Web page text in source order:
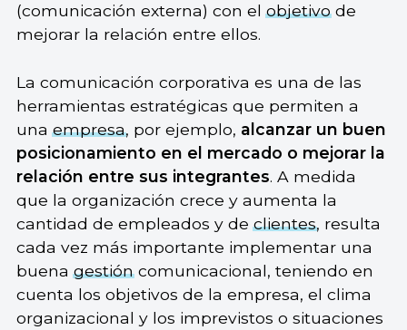
(comunicación externa) con elobjetivode
mejorar la relación entre ellos.
La comunicación corporativa es una de las
herramientas estratégicas que permiten a
unaempresa, por ejemplo, alcanzar un buen
posicionamiento en el mercado o mejorar la
relación entre sus integrantes. A medida
que la organización crece y aumenta la
cantidad de empleados y declientes, resulta
cada vez más importante implementar una
buenagestióncomunicacional, teniendo en
cuenta los objetivos de la empresa, el clima
organizacional y los imprevistos o situaciones